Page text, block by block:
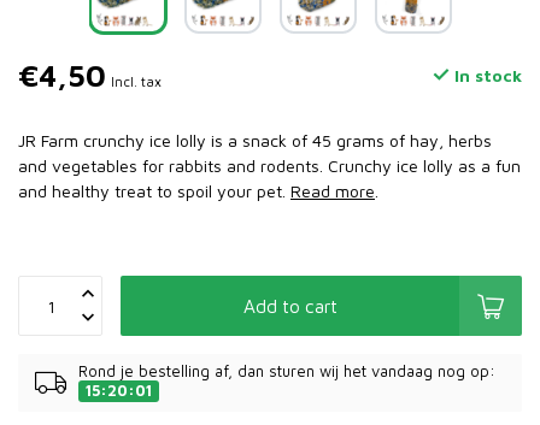
€4,50 Incl. tax In stock
JR Farm crunchy ice lolly is a snack of 45 grams of hay, herbs
and vegetables for rabbits and rodents. Crunchy ice lolly as a fun
and healthy treat to spoil your pet. Read more
Add to cart
Rond je bestelling af, dan sturen wij het vandaag nog op:
15:20:01